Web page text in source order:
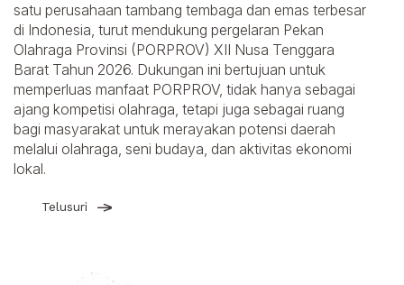
satu perusahaan tambang tembaga dan emas terbesar
di Indonesia, turut mendukung pergelaran Pekan
Olahraga Provinsi (PORPROV) XII Nusa Tenggara
Barat Tahun 2026. Dukungan ini bertujuan untuk
memperluas manfaat PORPROV, tidak hanya sebagai
ajang kompetisi olahraga, tetapi juga sebagai ruang
bagi masyarakat untuk merayakan potensi daerah
melalui olahraga, seni budaya, dan aktivitas ekonomi
lokal.
Telusuri